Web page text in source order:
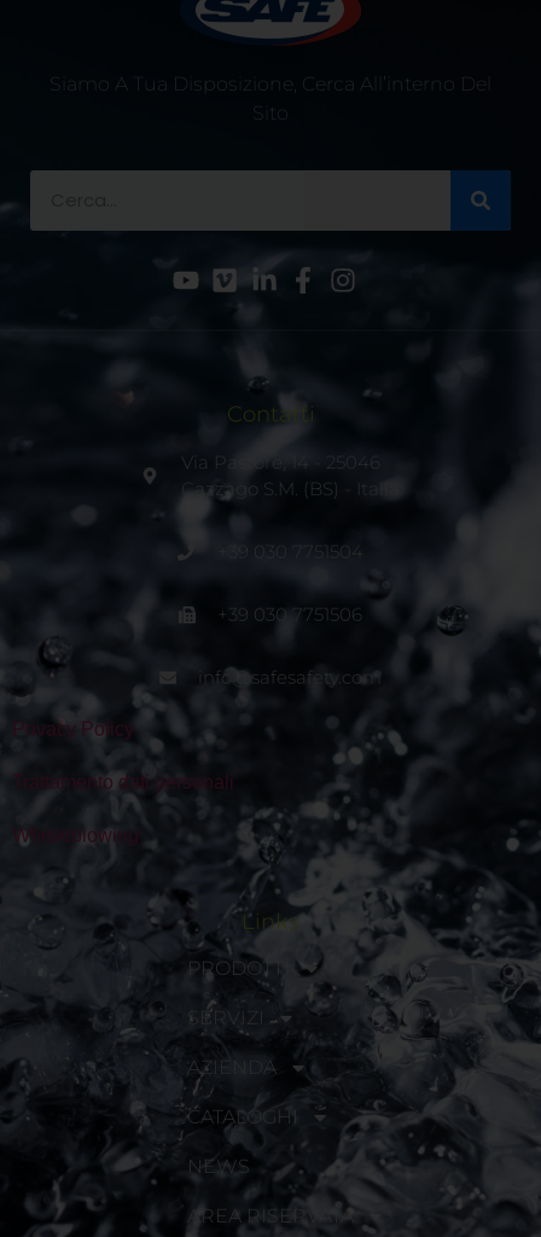
Siamo A Tua Disposizione, Cerca All’interno Del
Sito
Contatti
Via Pastore, 14 - 25046
Cazzago S.M. (BS) - Italia
+39 030 7751504
+39 030 7751506
info@safesafety.com
Privacy Policy
Trattamento dati personali
Whisleblowing
Links
PRODOTTI
SERVIZI
AZIENDA
CATALOGHI
NEWS
AREA RISERVATA